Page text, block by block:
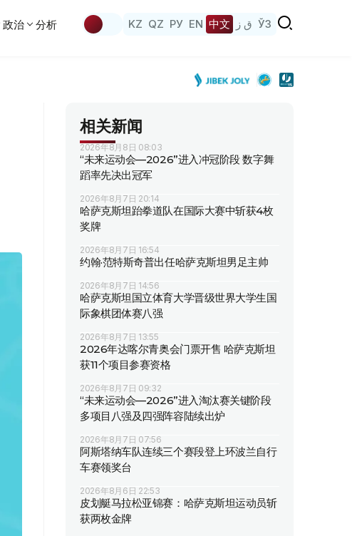
政治 分析 KZ QZ РУ EN 中文 ق ز ЎЗ
相关新闻
2026年8月8日 08:03
“未来运动会—2026”进入冲冠阶段 数字舞
蹈率先决出冠军
2026年8月7日 20:14
哈萨克斯坦跆拳道队在国际大赛中斩获4枚
奖牌
2026年8月7日 16:54
约翰·范特斯奇普出任哈萨克斯坦男足主帅
2026年8月7日 14:56
哈萨克斯坦国立体育大学晋级世界大学生国
际象棋团体赛八强
2026年8月7日 13:55
2026年达喀尔青奥会门票开售 哈萨克斯坦
获11个项目参赛资格
2026年8月7日 09:32
“未来运动会—2026”进入淘汰赛关键阶段
多项目八强及四强阵容陆续出炉
2026年8月7日 07:56
阿斯塔纳车队连续三个赛段登上环波兰自行
车赛领奖台
2026年8月6日 22:53
皮划艇马拉松亚锦赛：哈萨克斯坦运动员斩
获两枚金牌